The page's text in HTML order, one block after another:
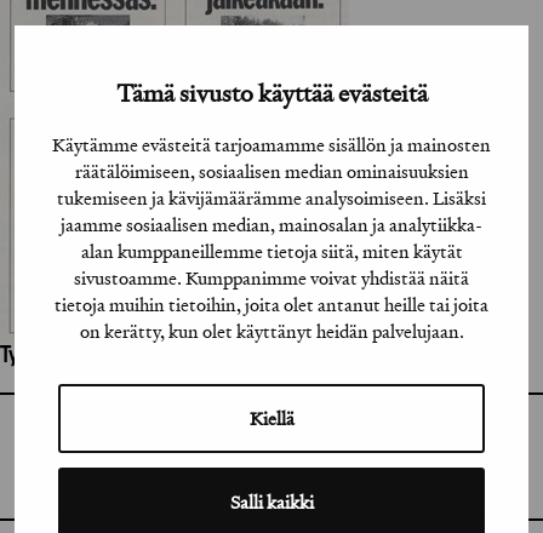
Tämä sivusto käyttää evästeitä
Käytämme evästeitä tarjoamamme sisällön ja mainosten
räätälöimiseen, sosiaalisen median ominaisuuksien
tukemiseen ja kävijämäärämme analysoimiseen. Lisäksi
jaamme sosiaalisen median, mainosalan ja analytiikka-
alan kumppaneillemme tietoja siitä, miten käytät
sivustoamme. Kumppanimme voivat yhdistää näitä
tietoja muihin tietoihin, joita olet antanut heille tai joita
on kerätty, kun olet käyttänyt heidän palvelujaan.
Kiellä
Salli kaikki
Työhön osallistuneet henkilöt / tahot:
GRAFIA(AT)GRAFIA.FI